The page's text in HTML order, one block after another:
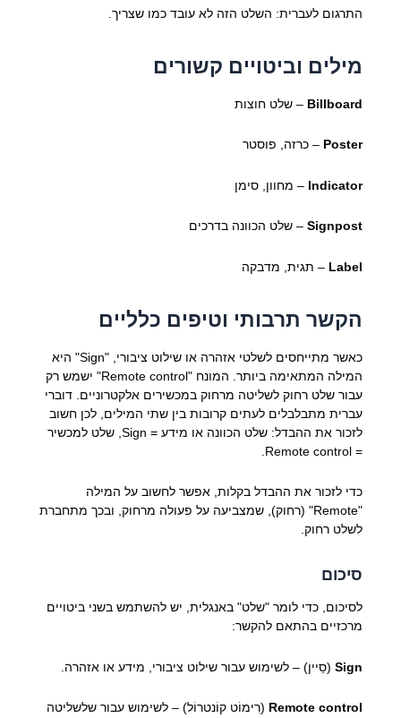
התרגום לעברית: השלט הזה לא עובד כמו שצריך.
מילים וביטויים קשורים
Billboard – שלט חוצות
Poster – כרזה, פוסטר
Indicator – מחוון, סימן
Signpost– שלט הכוונה בדרכים
Label – תגית, מדבקה
הקשר תרבותי וטיפים כלליים
כאשר מתייחסים לשלטי אזהרה או שילוט ציבורי, "Sign" היא
המילה המתאימה ביותר. המונח "Remote control" ישמש רק
עבור שלט רחוק לשליטה מרחוק במכשירים אלקטרוניים. דוברי
עברית מתבלבלים לעתים קרובות בין שתי המילים, לכן חשוב
לזכור את ההבדל: שלט הכוונה או מידע = Sign, שלט למכשיר
= Remote control.
כדי לזכור את ההבדל בקלות, אפשר לחשוב על המילה
"Remote" (רחוק), שמצביעה על פעולה מרחוק, ובכך מתחברת
לשלט רחוק.
סיכום
לסיכום, כדי לומר "שלט" באנגלית, יש להשתמש בשני ביטויים
מרכזיים בהתאם להקשר:
Sign(סַיין) – לשימוש עבור שילוט ציבורי, מידע או אזהרה.
Remote control (רִימוֹט קוֹנטרוֹל) – לשימוש עבור שלשליטה